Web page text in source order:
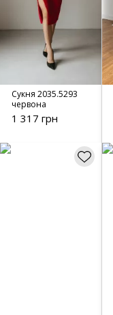
Сукня 2035.5293
червона
1 317 грн